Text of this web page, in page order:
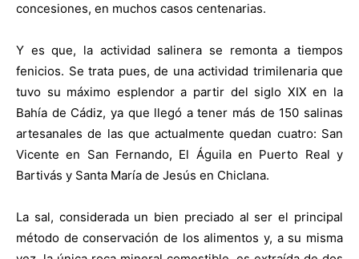
concesiones, en muchos casos centenarias.
Y es que, la actividad salinera se remonta a tiempos
fenicios. Se trata pues, de una actividad trimilenaria que
tuvo su máximo esplendor a partir del siglo XIX en la
Bahía de Cádiz, ya que llegó a tener más de 150 salinas
artesanales de las que actualmente quedan cuatro: San
Vicente en San Fernando, El Águila en Puerto Real y
Bartivás y Santa María de Jesús en Chiclana.
La sal, considerada un bien preciado al ser el principal
método de conservación de los alimentos y, a su misma